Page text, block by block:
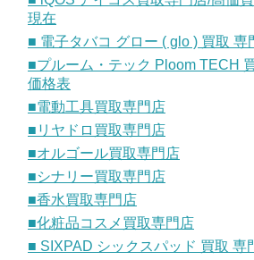
現在
■ 電子タバコ グロー ( glo ) 買取 専
■プルーム・テック Ploom TECH
価格表
■電動工具買取専門店
■リヤドロ買取専門店
■オルゴール買取専門店
■シナリー買取専門店
■香水買取専門店
■化粧品コスメ買取専門店
■ SIXPAD シックスパッド 買取 専